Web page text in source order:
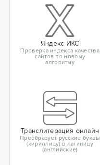
Яндекс ИКС
Проверка индекса качества
сайтов по новому
алгоритму
Транслитерация онлайн
Преобразует русские буквы
(кириллицу) в латиницу
(английские)